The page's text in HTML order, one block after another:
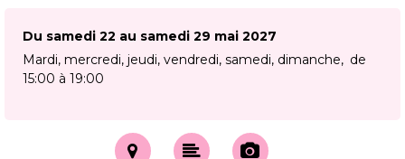
Du samedi 22 au samedi 29 mai 2027
Mardi, mercredi, jeudi, vendredi, samedi, dimanche
de
15:00 à 19:00